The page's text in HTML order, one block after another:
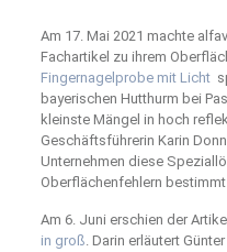
Am 17. Mai 2021 machte
Fachartikel zu ihrem
Fingernagelprobe mit Licht
bayerischen Hutthurm bei
kleinste Mängel in hoch
Geschäftsführerin Karin
Unternehmen diese
Oberflächenfehlern
Am 6. Juni erschien der Artikel
in groß. Darin erläutert